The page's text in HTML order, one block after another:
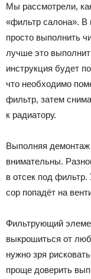
Мы рассмотрели,
«фильтр салона». В
просто выполнить
лучше это
инструкция будет
что необходимо
фильтр, затем
к радиатору.
Выполняя
внимательны.
в отсек под
сор попадёт на
Фильтрующий
выкрошиться от
нужно зря
проще доверить